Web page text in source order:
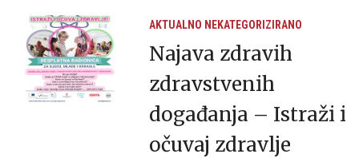
AKTUALNO NEKATEGORIZIRANO
Najava zdravih
zdravstvenih
događanja – Istraži i
očuvaj zdravlje